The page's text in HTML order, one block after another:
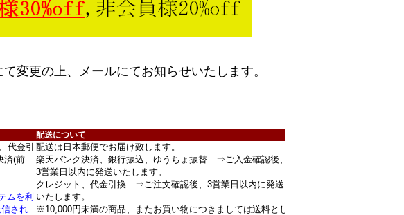
変更の上、メールにてお知らせいたします。
配送について
代金引
済(前
ムを利
され
配送は日本郵便でお届け致します。
楽天バンク決済、銀行振込、ゆうちょ振替 ⇒ご入金確認後、
3営業日以内に発送いたします。
クレジット、代金引換 ⇒ご注文確認後、3営業日以内に発送
いたします。
※10,000円未満の商品、またお買い物につきましては送料とし